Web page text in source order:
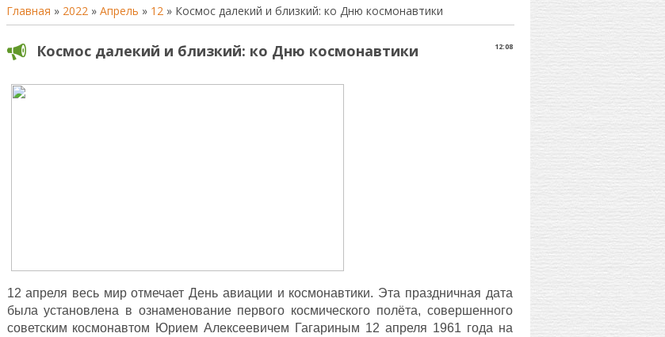
Главная » 2022 » Апрель » 12» Космос далекий и близкий: ко Дню космонавтики
12:08
Космос далекий и близкий: ко Дню космонавтики
12 апреля весь мир отмечает День авиации и космонавтики. Эта праздничная дата
была установлена в ознаменование первого космического полёта, совершенного
советским космонавтом Юрием Алексеевичем Гагариным 12 апреля 1961 года на